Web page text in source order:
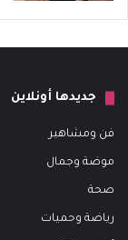
جديدها أونلاين
فن ومشاهير
موضة وجمال
صحة
رياضة وحميات